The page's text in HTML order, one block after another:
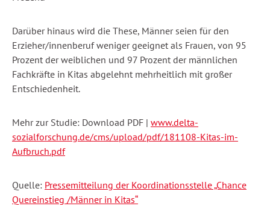
Darüber hinaus wird die These, Männer seien für den
Erzieher/innenberuf weniger geeignet als Frauen, von 95
Prozent der weiblichen und 97 Prozent der männlichen
Fachkräfte in Kitas abgelehnt mehrheitlich mit großer
Entschiedenheit.
Mehr zur Studie: Download PDF | www.delta-
sozialforschung.de/cms/upload/pdf/181108-Kitas-im-
Aufbruch.pdf
Quelle: Pressemitteilung der Koordinationsstelle „Chance
Quereinstieg /Männer in Kitas“